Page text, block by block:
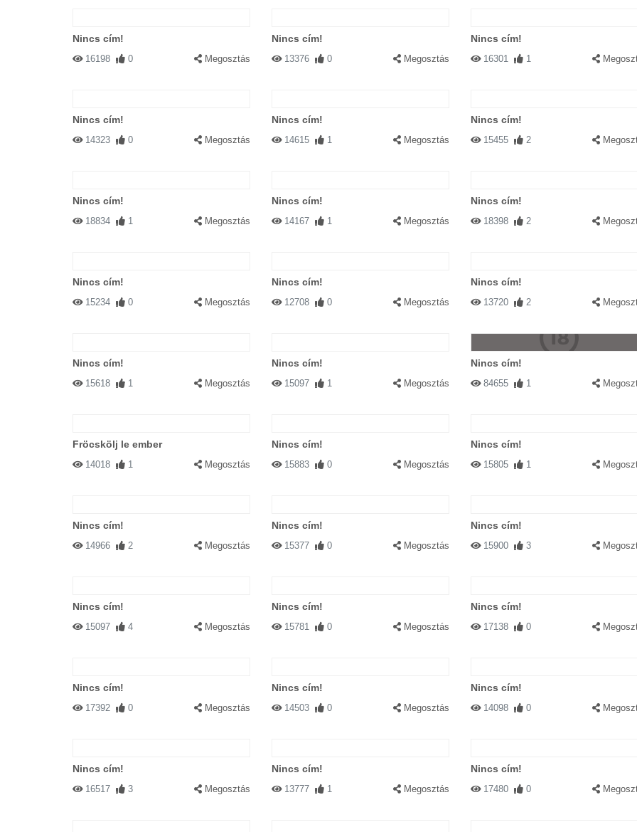
Nincs cím!
16198 0 Megosztás
Nincs cím!
13376 0 Megosztás
Nincs cím!
16301 1
Nincs cím!
14323 0 Megosztás
Nincs cím!
14615 1 Megosztás
Nincs cím!
15455 2
Nincs cím!
18834 1 Megosztás
Nincs cím!
14167 1 Megosztás
Nincs cím!
18398 2
Nincs cím!
15234 0 Megosztás
Nincs cím!
12708 0 Megosztás
Nincs cím!
13720 2
Nincs cím!
15618 1 Megosztás
Nincs cím!
15097 1 Megosztás
Nincs cím!
84655 1
Fröcskölj le ember
14018 1 Megosztás
Nincs cím!
15883 0 Megosztás
Nincs cím!
15805 1
Nincs cím!
14966 2 Megosztás
Nincs cím!
15377 0 Megosztás
Nincs cím!
15900 3
Nincs cím!
15097 4 Megosztás
Nincs cím!
15781 0 Megosztás
Nincs cím!
17138 0
Nincs cím!
17392 0 Megosztás
Nincs cím!
14503 0 Megosztás
Nincs cím!
14098 0
Nincs cím!
16517 3 Megosztás
Nincs cím!
13777 1 Megosztás
Nincs cím!
17480 0